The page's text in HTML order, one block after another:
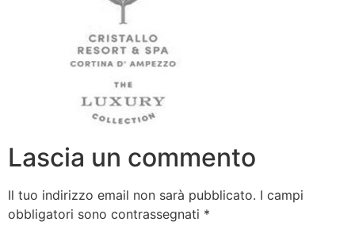
Lascia un commento
Il tuo indirizzo email non sarà pubblicato. I campi
obbligatori sono contrassegnati *